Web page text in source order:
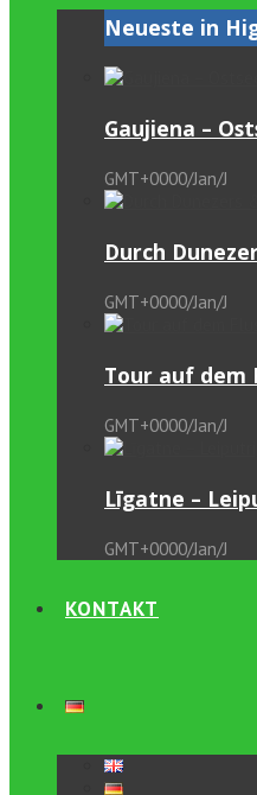
Neueste in
Gaujiena –
GMT+0000/Jan/J
Durch
GMT+0000/Jan/J
Tour auf dem
GMT+0000/Jan/J
Līgatne –
GMT+0000/Jan/J
KONTAKT